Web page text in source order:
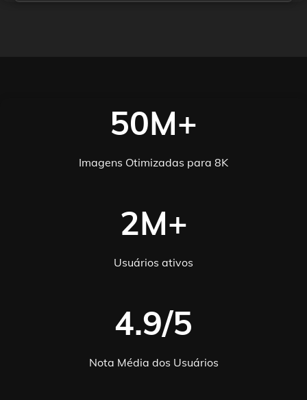
50M+
Imagens Otimizadas para 8K
2M+
Usuários ativos
4.9/5
Nota Média dos Usuários